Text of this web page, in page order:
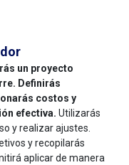
un proyecto
Definirás
costos y
efectiva. Utilizarás
y realizar ajustes.
y recopilarás
aplicar de manera